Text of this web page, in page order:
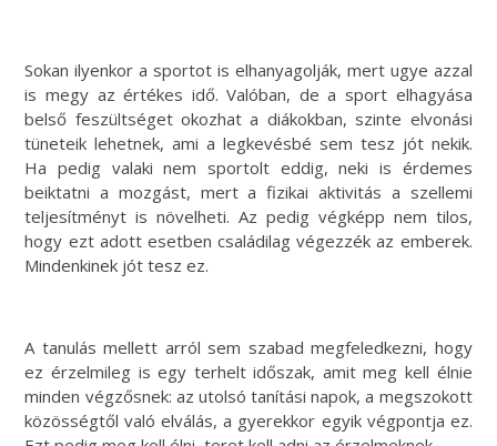
Sokan ilyenkor a sportot is elhanyagolják, mert ugye azzal
is megy az értékes idő. Valóban, de a sport elhagyása
belső feszültséget okozhat a diákokban, szinte elvonási
tüneteik lehetnek, ami a legkevésbé sem tesz jót nekik.
Ha pedig valaki nem sportolt eddig, neki is érdemes
beiktatni a mozgást, mert a fizikai aktivitás a szellemi
teljesítményt is növelheti. Az pedig végképp nem tilos,
hogy ezt adott esetben családilag végezzék az emberek.
Mindenkinek jót tesz ez.
A tanulás mellett arról sem szabad megfeledkezni, hogy
ez érzelmileg is egy terhelt időszak, amit meg kell élnie
minden végzősnek: az utolsó tanítási napok, a megszokott
közösségtől való elválás, a gyerekkor egyik végpontja ez.